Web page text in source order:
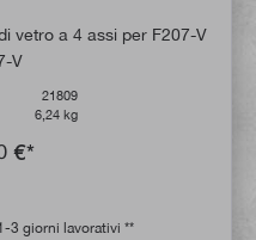
vetro a 4 assi per F207-V
V
21809
6,24 kg
€*
3 giorni lavorativi **